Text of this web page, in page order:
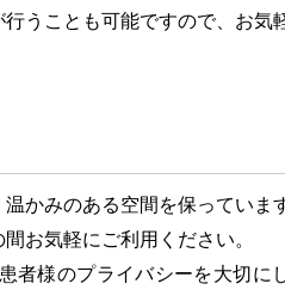
うことも可能ですので、お気
かみのある空間を保っていま
お気軽にご利用ください。
様のプライバシーを大切に